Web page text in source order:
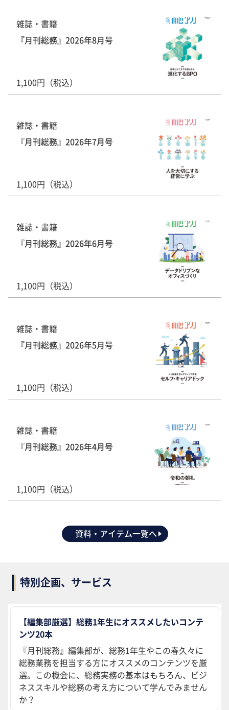
雑誌・書籍
『月刊総務』2026年8月号
1,100円（税込）
雑誌・書籍
『月刊総務』2026年7月号
1,100円（税込）
雑誌・書籍
『月刊総務』2026年6月号
1,100円（税込）
雑誌・書籍
『月刊総務』2026年5月号
1,100円（税込）
雑誌・書籍
『月刊総務』2026年4月号
1,100円（税込）
資料・アイテム一覧へ
特別企画、サービス
【編集部厳選】総務1年生にオススメしたいコンテ
ンツ20本
『月刊総務』編集部が、総務1年生やこの春久々に
総務業務を担当する方にオススメのコンテンツを厳
選。この機会に、総務実務の基本はもちろん、ビジ
ネススキルや総務の考え方について学んでみません
か？